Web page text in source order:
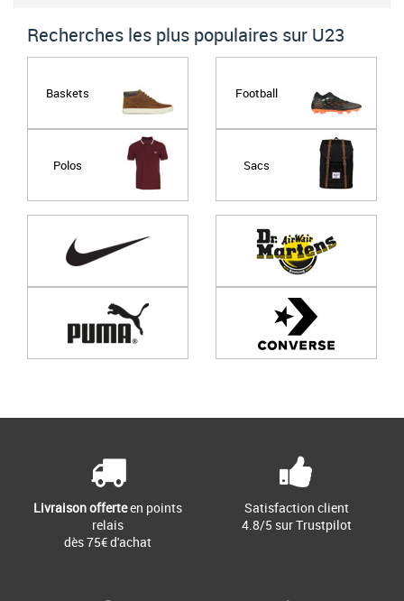
Recherches les plus populaires sur U23
Baskets Football
Polos Sacs
Livraison offerteen points
relais
dès 75€ d'achat
Satisfaction client
4.8/5 sur Trustpilot